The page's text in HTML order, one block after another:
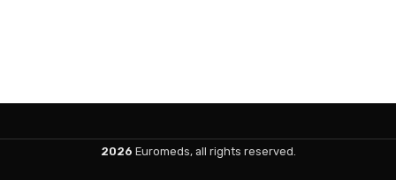
2026 Euromeds, all rights reserved.